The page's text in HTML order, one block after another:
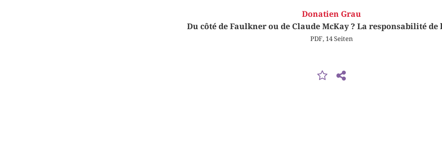
Donatien Grau
Du côté de Faulkner ou de Claude McKay ? La responsabilité
PDF, 14 Seiten